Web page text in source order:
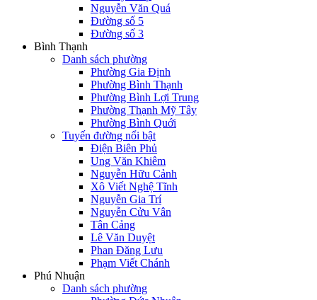
Nguyễn Văn Quá
Đường số 5
Đường số 3
Bình Thạnh
Danh sách phường
Phường Gia Định
Phường Bình Thạnh
Phường Bình Lợi Trung
Phường Thạnh Mỹ Tây
Phường Bình Quới
Tuyến đường nổi bật
Điện Biên Phủ
Ung Văn Khiêm
Nguyễn Hữu Cảnh
Xô Viết Nghệ Tĩnh
Nguyễn Gia Trí
Nguyễn Cửu Vân
Tân Cảng
Lê Văn Duyệt
Phan Đăng Lưu
Phạm Viết Chánh
Phú Nhuận
Danh sách phường